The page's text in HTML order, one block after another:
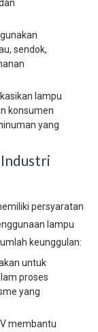
sendok,
lampu
konsumen
yang
persyaratan
lampu
keunggulan:
untuk
proses
yang
membantu